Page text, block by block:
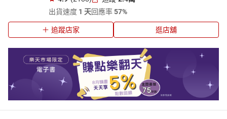
出貨速度 1 天回應率57%
追蹤店家 逛店舖